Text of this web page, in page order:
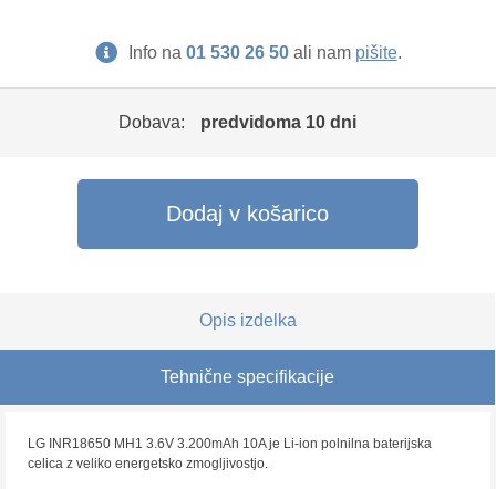
Info na 01 530 26 50ali nam pišite.
Dobava: predvidoma 10 dni
Dodaj v košarico
Opis izdelka
Tehnične specifikacije
LG INR18650 MH1 3.6V 3.200mAh 10A je Li-ion polnilna baterijska
celica z veliko energetsko zmogljivostjo.